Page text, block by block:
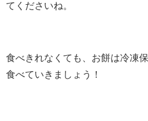
てくださいね。
食べきれなくても、お餅は冷凍
食べていきましょう！